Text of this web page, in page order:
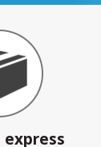
express